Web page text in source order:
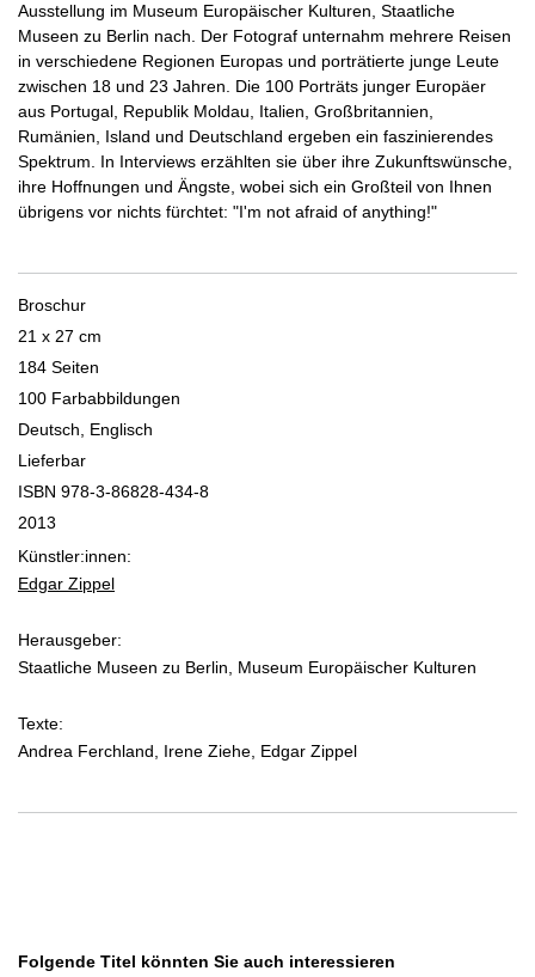
Ausstellung im Museum Europäischer Kulturen, Staatliche
Museen zu Berlin nach. Der Fotograf unternahm mehrere Reisen
in verschiedene Regionen Europas und porträtierte junge Leute
zwischen 18 und 23 Jahren. Die 100 Porträts junger Europäer
aus Portugal, Republik Moldau, Italien, Großbritannien,
Rumänien, Island und Deutschland ergeben ein faszinierendes
Spektrum. In Interviews erzählten sie über ihre Zukunftswünsche,
ihre Hoffnungen und Ängste, wobei sich ein Großteil von Ihnen
übrigens vor nichts fürchtet: "I'm not afraid of anything!"
Broschur
21 x 27 cm
184 Seiten
100 Farbabbildungen
Deutsch, Englisch
Lieferbar
ISBN 978-3-86828-434-8
2013
Künstler:innen:
Edgar Zippel
Herausgeber:
Staatliche Museen zu Berlin, Museum Europäischer Kulturen
Texte:
Andrea Ferchland, Irene Ziehe, Edgar Zippel
Produktgalerie überspringen
Folgende Titel könnten Sie auch interessieren